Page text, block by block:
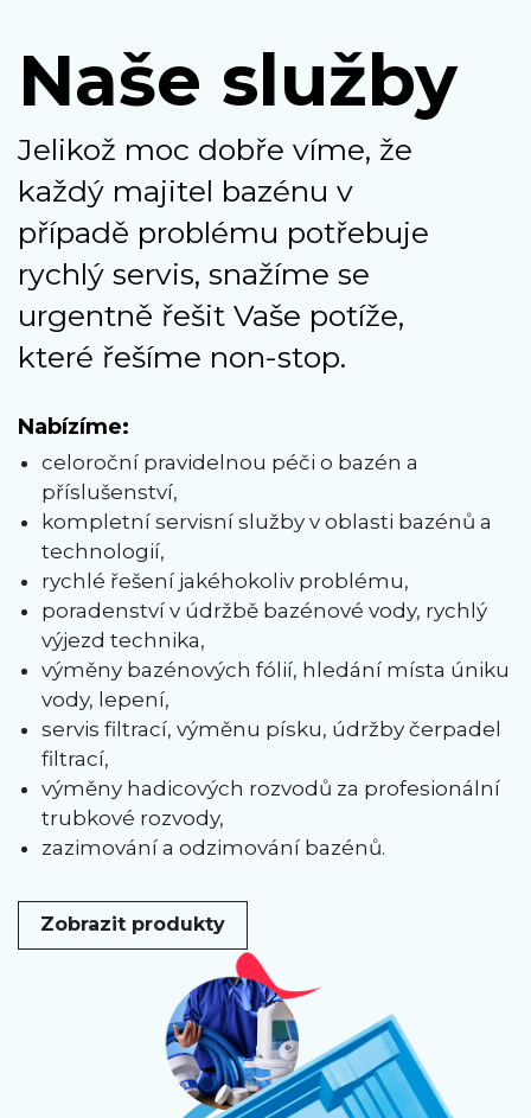
Naše služby
Jelikož moc dobře víme, že
každý majitel bazénu v
případě problému potřebuje
rychlý servis, snažíme se
urgentně řešit Vaše potíže,
které řešíme non-stop.
Nabízíme:
celoroční pravidelnou péči o bazén a
příslušenství,
kompletní servisní služby v oblasti bazénů a
technologií,
rychlé řešení jakéhokoliv problému,
poradenství v údržbě bazénové vody, rychlý
výjezd technika,
výměny bazénových fólií, hledání místa úniku
vody, lepení,
servis filtrací, výměnu písku, údržby čerpadel
filtrací,
výměny hadicových rozvodů za profesionální
trubkové rozvody,
zazimování a odzimování bazénů.
Zobrazit produkty